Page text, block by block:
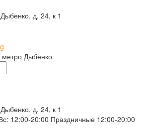
д. 24, к 1
метро Дыбенко
д. 24, к 1
12:00-20:00 Праздничные 12:00-20:00